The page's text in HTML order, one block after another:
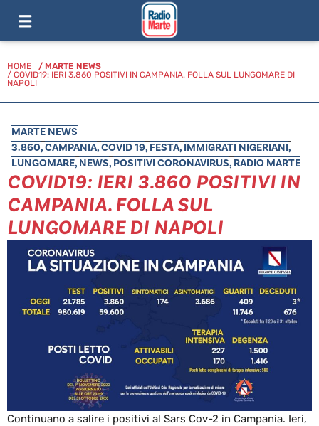
HOME / MARTE NEWS
/ COVID19: IERI 3.860 POSITIVI IN CAMPANIA. FOLLA SUL LUNGOMARE DI
NAPOLI
MARTE NEWS
3.860,CAMPANIA,COVID 19, FESTA, IMMIGRATI NIGERIANI,
LUNGOMARE, NEWS, POSITIVI CORONAVIRUS, RADIO MARTE
COVID19: IERI 3.860 POSITIVI IN
CAMPANIA. FOLLA SUL
LUNGOMARE DI NAPOLI
Continuano a salire i positivi al Sars Cov-2 in Campania. Ieri,